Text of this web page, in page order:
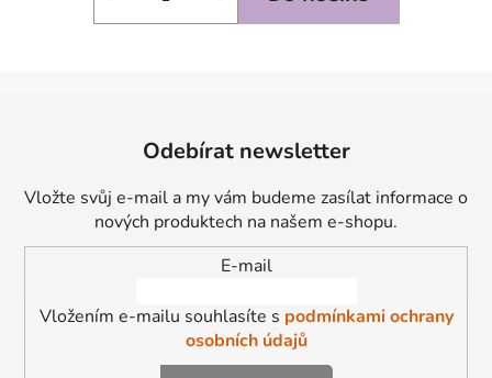
Odebírat newsletter
Vložte svůj e-mail a my vám budeme zasílat informace o
nových produktech na našem e-shopu.
E-mail
Vložením e-mailu souhlasíte s podmínkami ochrany
osobních údajů